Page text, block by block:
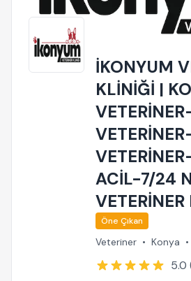
İKONYUM
KLİNİĞİ |
ACİL-7/24
Öne Çıkan
Veteriner • Konya •
5.0